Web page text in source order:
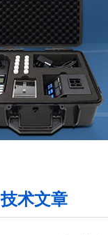
技术文章